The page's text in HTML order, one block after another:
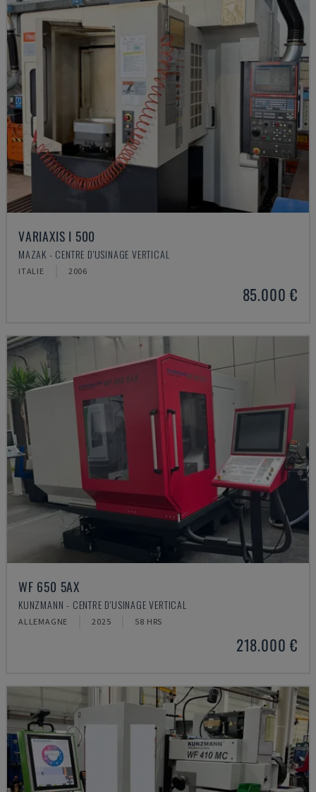
VARIAXIS I 500
MAZAK - CENTRE D'USINAGE VERTICAL
ITALIE 2006
85.000 €
WF 650 5AX
KUNZMANN - CENTRE D'USINAGE VERTICAL
ALLEMAGNE 2025 58 HRS
218.000 €